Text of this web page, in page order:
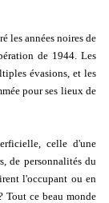
les années noires de
de 1944. Les
évasions, et les
pour ses lieux de
celle d'une
de personnalités du
l'occupant ou en
Tout ce beau monde